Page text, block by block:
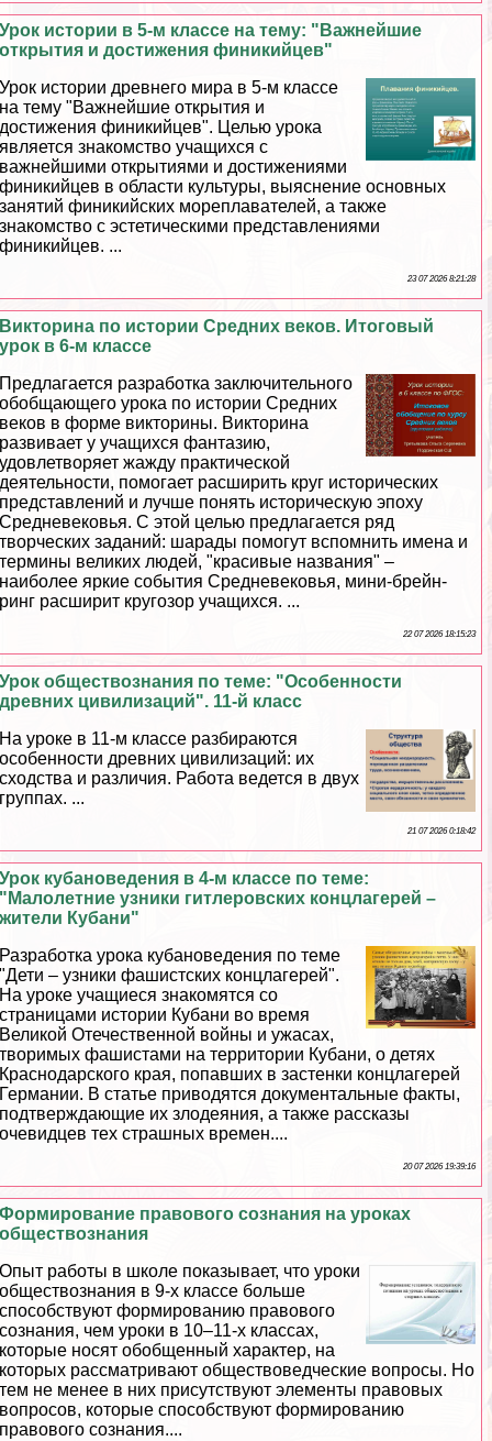
Урок истории в 5-м классе на тему: "Важнейшие
открытия и достижения финикийцев"
Урок истории древнего мира в 5-м классе
на тему "Важнейшие открытия и
достижения финикийцев". Целью урока
является знакомство учащихся с
важнейшими открытиями и достижениями
финикийцев в области культуры, выяснение основных
занятий финикийских мореплавателей, а также
знакомство с эстетическими представлениями
финикийцев. ...
23 07 2026 8:21:28
Викторина по истории Средних веков. Итоговый
урок в 6-м классе
Предлагается разработка заключительного
обобщающего урока по истории Средних
веков в форме викторины. Викторина
развивает у учащихся фантазию,
удовлетворяет жажду пpaктической
деятельности, помогает расширить круг исторических
представлений и лучше понять историческую эпоху
Средневековья. С этой целью предлагается ряд
творческих заданий: шарады помогут вспомнить имена и
термины великих людей, "красивые названия" –
наиболее яркие события Cредневековья, мини-брейн-
ринг расширит кругозор учащихся. ...
22 07 2026 18:15:23
Урок обществознания по теме: "Особенности
древних цивилизаций". 11-й класс
На уроке в 11-м классе разбираются
особенности древних цивилизаций: их
сходства и различия. Работа ведется в двух
группах. ...
21 07 2026 0:18:42
Урок кубановедения в 4-м классе по теме:
"Малолетние узники гитлеровских концлагерей –
жители Кубани"
Разработка урока кубановедения по теме
"Дети – узники фашистских концлагерей".
На уроке учащиеся знакомятся со
страницами истории Кубани во время
Великой Отечественной войны и ужасах,
творимых фашистами на территории Кубани, о детях
Краснодарского края, попавших в застенки концлагерей
Германии. В статье приводятся документальные факты,
подтверждающие их злодеяния, а также рассказы
очевидцев тех страшных времен....
20 07 2026 19:39:16
Формирование правового сознания на уроках
обществознания
Опыт работы в школе показывает, что уроки
обществознания в 9-х классе больше
способствуют формированию правового
сознания, чем уроки в 10–11-х классах,
которые носят обобщенный хаpaктер, на
которых рассматривают обществоведческие вопросы. Но
тем не менее в них присутствуют элементы правовых
вопросов, которые способствуют формированию
правового сознания....